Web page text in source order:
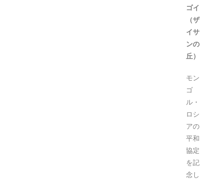
ゴイ
（ザ
イサ
ンの
丘）
モン
ゴ
ル・
ロシ
アの
平和
協定
を記
念し